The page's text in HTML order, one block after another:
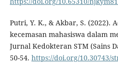
Putri, Y. K., & Akbar, S. (2022).
kecemasan mahasiswa dalam
Jurnal Kedokteran STM (Sains
50-54. https://doi.org/10.30743/